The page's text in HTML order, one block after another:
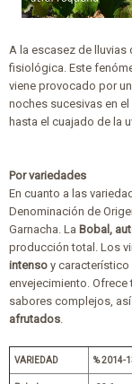
A la escasez de lluvias
fisiológica. Este
viene provocado por
noches sucesivas en
hasta el cuajado de la
Por variedades
En cuanto a las
Denominación de
Garnacha. La Bobal,
producción total. Los
intenso y característico
envejecimiento.
sabores complejos,
afrutados
VARIEDAD % 2014-